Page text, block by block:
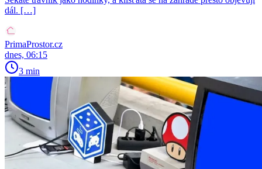
dál. […]
PrimaProstor.cz
dnes, 06:15
3 min